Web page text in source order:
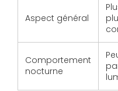
Aspect général
Comportement
nocturne